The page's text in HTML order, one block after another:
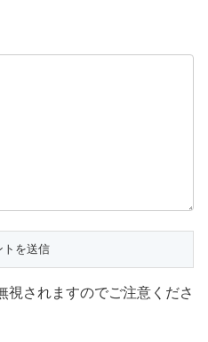
視されますのでご注意くださ